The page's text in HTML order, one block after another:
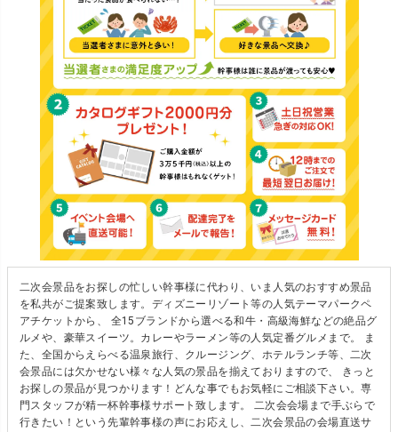
二次会景品をお探しの忙しい幹事様に代わり、いま人気のおすすめ景品
を私共がご提案致します。ディズニーリゾート等の人気テーマパークペ
アチケットから、 全15ブランドから選べる和牛・高級海鮮などの絶品グ
ルメや、豪華スイーツ。カレーやラーメン等の人気定番グルメまで。 ま
た、全国からえらべる温泉旅行、クルージング、ホテルランチ等、二次
会景品には欠かせない様々な人気の景品を揃えておりますので、 きっと
お探しの景品が見つかります！どんな事でもお気軽にご相談下さい。専
門スタッフが精一杯幹事様サポート致します。 二次会会場まで手ぶらで
行きたい！という先輩幹事様の声にお応えし、二次会景品の会場直送サ